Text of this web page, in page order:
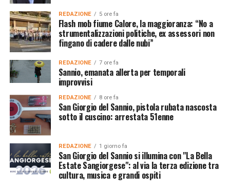
REDAZIONE 5 ore fa
Flash mob fiume Calore, la maggioranza: “No a
strumentalizzazioni politiche, ex assessori non
fingano di cadere dalle nubi”
REDAZIONE 7 ore fa
Sannio, emanata allerta per temporali
improvvisi
REDAZIONE 8 ore fa
San Giorgio del Sannio, pistola rubata nascosta
sotto il cuscino: arrestata 51enne
REDAZIONE 1 giorno fa
San Giorgio del Sannio si illumina con "La Bella
Estate Sangiorgese": al via la terza edizione tra
cultura, musica e grandi ospiti